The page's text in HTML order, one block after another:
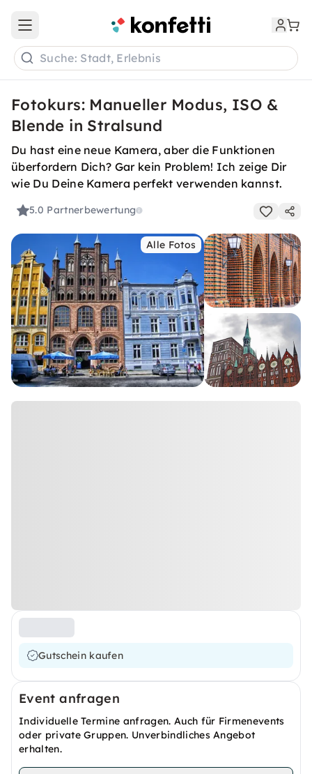
Open main menu
Suche: Stadt, Erlebnis
Fotokurs: Manueller Modus, ISO &
Blende in Stralsund
Du hast eine neue Kamera, aber die Funktionen
überfordern Dich? Gar kein Problem! Ich zeige Dir
wie Du Deine Kamera perfekt verwenden kannst.
5.0 Partnerbewertung
Alle Fotos
Gutschein kaufen
Event anfragen
Individuelle Termine anfragen. Auch für Firmenevents
oder private Gruppen. Unverbindliches Angebot
erhalten.